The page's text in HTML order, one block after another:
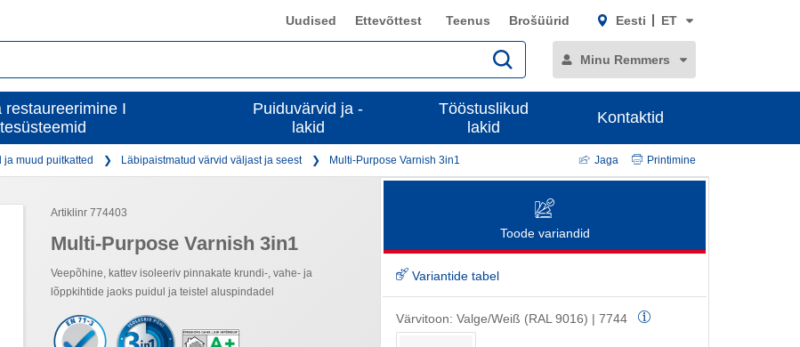
Uudised Ettevõttest Teenus Brošüürid Eesti ET
Minu Remmers
restaureerimine I
Puiduvärvid ja -
lakid
Tööstuslikud
lakid
Kontaktid
ja muud puitkatted Läbipaistmatud värvid väljast ja seest Multi-Purpose Varnish 3in1 Jaga Printimine
Artiklinr 774403
Multi-Purpose Varnish 3in1
Veepõhine, kattev isoleeriv pinnakate krundi-, vahe- ja
lõppkihtide jaoks puidul ja teistel aluspindadel
Toode variandid
Variantide tabel
Värvitoon: Valge/Weiß (RAL 9016) | 7744